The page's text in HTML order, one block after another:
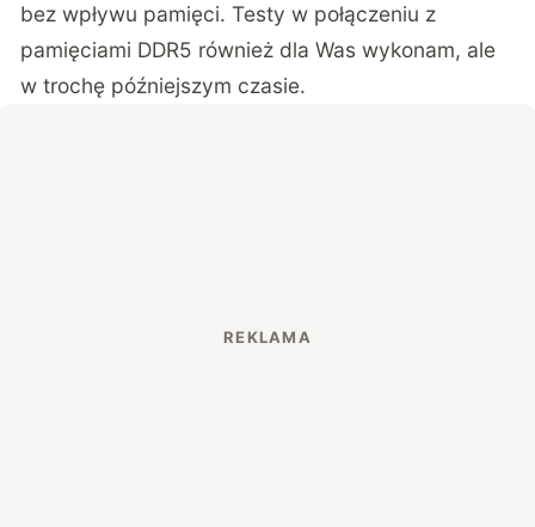
bez wpływu pamięci. Testy w połączeniu z
pamięciami DDR5 również dla Was wykonam, ale
w trochę późniejszym czasie.